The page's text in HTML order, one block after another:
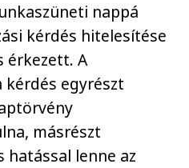
nappá
kérdés hitelesítése
érkezett. A
kérdés egyrészt
másrészt
hatással lenne az